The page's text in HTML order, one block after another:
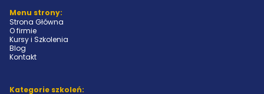
Menu strony:
Strona Główna
O firmie
Kursy i Szkolenia
Blog
Kontakt
Kategorie szkoleń: